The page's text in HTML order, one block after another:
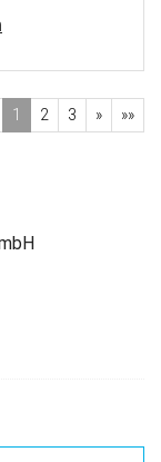
1 2 3 » »»